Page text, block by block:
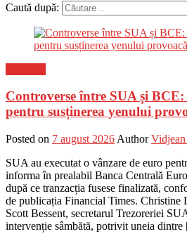
Caută după:
Controverse între SUA și
pentru susținerea yenului
Posted on 7 august 2026 Author
SUA au executat o vânzare de euro
informa în prealabil Banca Centrală
după ce tranzacția fusese finalizată,
de publicația Financial Times. Christine
Scott Bessent, secretarul Trezoreriei
intervenție sâmbătă, potrivit uneia